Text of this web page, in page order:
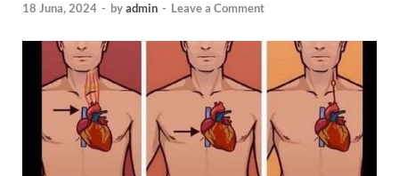
18 Juna, 2024 - byadmin - Leave a Comment